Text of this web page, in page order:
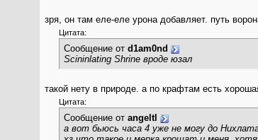
зря, он там еле-еле урона добавляет. путь
Цитата:
Сообщение от d1am0nd
Scininlating Shrine вроде юзал
такой нету в природе. а по крафтам есть
Цитата:
Сообщение от angeltl
а вот бьюсь часа 4 уже не могу до